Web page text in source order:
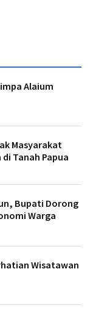
Alaium
Masyarakat
Tanah Papua
Bupati Dorong
Warga
Wisatawan